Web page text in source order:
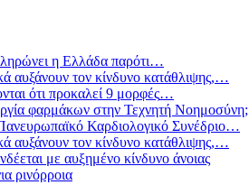
η Ελλάδα παρότι…
αυξάνουν τον κίνδυνο κατάθλιψης,…
ότι προκαλεί 9 μορφές…
φαρμάκων στην Τεχνητή Νοημοσύνη;
Καρδιολογικό Συνέδριο…
αυξάνουν τον κίνδυνο κατάθλιψης,…
με αυξημένο κίνδυνο άνοιας
ρινόρροια